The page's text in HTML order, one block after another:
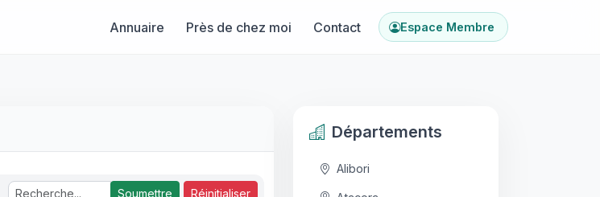
Annuaire Près de chez moi Contact Espace Membre
Soumettre Réinitialiser
Départements
Alibori